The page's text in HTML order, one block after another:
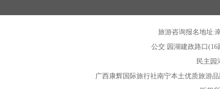
旅游咨询报名地址:
公交:园湖建政路口(16
民主园
广西康辉国际旅行社南宁本土优质旅游